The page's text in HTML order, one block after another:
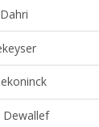
Dewallef